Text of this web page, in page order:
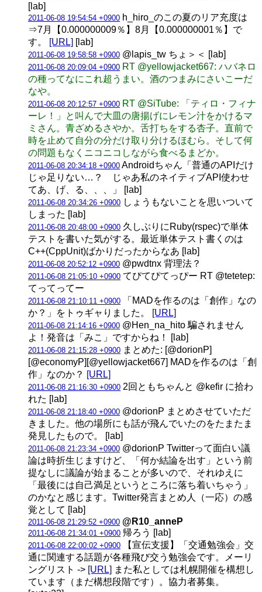
[lab]
2011-06-08 19:54:54 +0900 h_hiro_のこの夏のリア充度は
⇒7月【0.000000009％】8月【0.000000001％】で
す。
[URL] [lab]
2011-06-08 19:58:58 +0900 @lapis_tw ちょ＞＜ [lab]
2011-06-08 20:09:04 +0900 RT @yellowjacket667: ハバネロ
の種ってなにこれ超うまい。酒のつまみにさいこーだ
なや。
2011-06-08 20:12:57 +0900 RT @SiTube: 「ティロ・フィナ
ーレ！」と叫んで大皿の唐揚げにレモン汁をかけるマ
ミさん。青ざめるさやか。舌打ちをする杏子。直前で
時を止めて自分の分だけ取り分けるほむら。そして何
の問題もなくニコニコしながら食べるまどか。
2011-06-08 20:34:18 +0900 Androidちゃん「普通のAPIだけ
じゃ足りない…？ じゃあ私のネイティブAPI使わせ
てあ、げ、る、、、」 [lab]
2011-06-08 20:34:26 +0900 しょうもないことを思いついて
しまった [lab]
2011-06-08 20:48:00 +0900 久しぶりにRuby(rspec)で単体
テストを書いた気がする。最近単体テスト書くのは
C++(CppUnit)ばかりだったからなあ [lab]
2011-06-08 20:52:12 +0900 @pwdtnx 背理法？
2011-06-08 21:05:10 +0900 てぴてぴてっぴー RT @tetetep:
てってってー
2011-06-08 21:10:11 +0900 「MADを作るのは「創作」なの
か？」をトゥギャりました。
[URL]
2011-06-08 21:14:16 +0900 @Hen_na_hito 騙されません
よ！発音は「みこ」ですからね！ [lab]
2011-06-08 21:15:28 +0900 まとめた: [@dorionP]
[@economyP][@yellowjacket667] MADを作るのは「創
作」なのか？ [URL]
2011-06-08 21:16:30 +0900 2回ともちゃんと @kefir に拾わ
れた [lab]
2011-06-08 21:18:40 +0900 @dorionP まとめさせていただ
きました。他の場所にも話が飛んでいたのをたまたま
発見したもので。 [lab]
2011-06-08 21:23:34 +0900 @dorionP Twitterって面白い議
論は時折生じますけど、「何か結論を出す」という前
提なしに議論が始まることが多いので、それゆえに
「最後には自己満足というところに落ち着いちゃう」
のかなと感じます。Twitter発言まとめ人（一応）の感
覚として [lab]
2011-06-08 21:29:52 +0900 @R10_anneP
2011-06-08 21:34:01 +0900 帰ろう [lab]
2011-06-08 22:00:02 +0900 【宣伝支援】「交通勉強会」交
通に関連する話題が各種飛び交う勉強会です。メーリ
ングリスト -> [URL] また私としては札幌開催を構想し
ています（まだ構想段階です）。協力者募集。